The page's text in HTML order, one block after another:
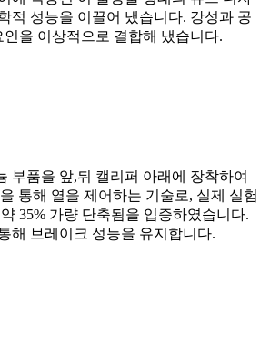
적 성능을 이끌어 냈습니다. 강성과 공
을 이상적으로 결합해 냈습니다.
부품을 앞,뒤 캘리퍼 아래에 장착하여
통해 열을 제어하는 기술로, 실제 실험
35% 가량 단축됨을 입증하였습니다.
해 브레이크 성능을 유지합니다.